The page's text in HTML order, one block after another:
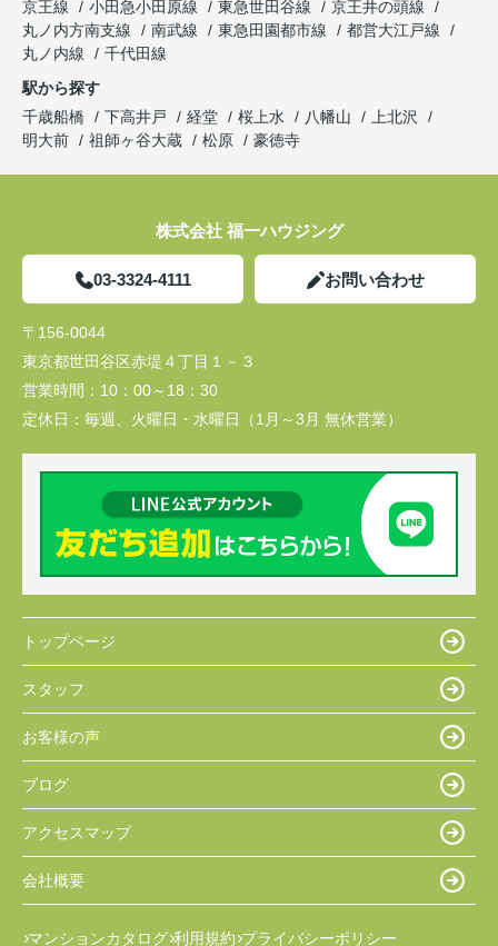
京王線
小田急小田原線 東急世田谷線
京王井の頭線
丸ノ内方南支線
南武線 東急田園都市線
都営大江戸線
丸ノ内線
千代田線
駅から探す
千歳船橋
下高井戸 経堂 桜上水 八幡山
上北沢
明大前
祖師ヶ谷大蔵 松原 豪徳寺
株式会社 福一ハウジング
03-3324-4111 お問い合わせ
〒156-0044
東京都世田谷区赤堤４丁目１－３
営業時間： 10：00～18：30
定休日： 毎週、火曜日・水曜日（1月～3月 無休営業）
トップページ
スタッフ
お客様の声
ブログ
アクセスマップ
会社概要
マンションカタログ 利用規約 プライバシーポリシー